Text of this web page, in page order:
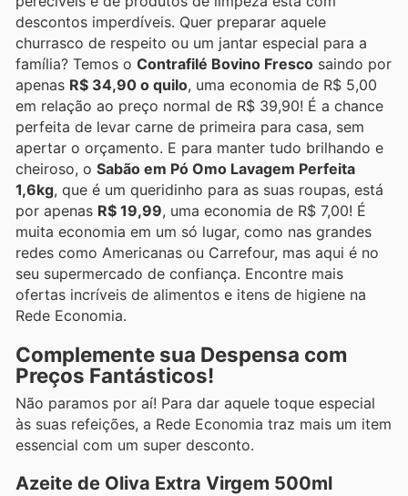
descontos imperdíveis. Quer preparar aquele
churrasco de respeito ou um jantar especial para a
família? Temos o Contrafilé Bovino Fresco saindo por
apenas R$ 34,90 o quilo, uma economia de R$ 5,00
em relação ao preço normal de R$ 39,90! É a chance
perfeita de levar carne de primeira para casa, sem
apertar o orçamento. E para manter tudo brilhando e
cheiroso, o Sabão em Pó Omo Lavagem Perfeita
1,6kg, que é um queridinho para as suas roupas, está
por apenas R$ 19,99, uma economia de R$ 7,00! É
muita economia em um só lugar, como nas grandes
redes como Americanas ou Carrefour, mas aqui é no
seu supermercado de confiança. Encontre mais
ofertas incríveis de alimentos e itens de higiene na
Rede Economia.
Complemente sua Despensa com
Preços Fantásticos!
Não paramos por aí! Para dar aquele toque especial
às suas refeições, a Rede Economia traz mais um item
essencial com um super desconto.
Azeite de Oliva Extra Virgem 500ml